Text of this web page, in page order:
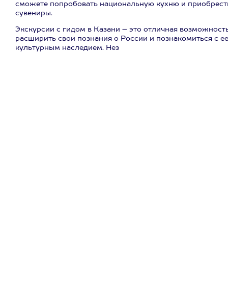
сможете попробовать национальную кухню и
сувениры.
Экскурсии с гидом в Казани – это отличная
расширить свои познания о России и познакомиться с ее
культурным наследием. Нез